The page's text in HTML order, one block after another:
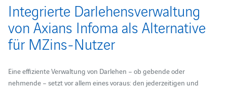
Integrierte Darlehensverwaltung
von Axians Infoma als Alternative
für MZins-Nutzer
Eine effiziente Verwaltung von Darlehen – ob gebende oder
nehmende – setzt vor allem eines voraus: den jederzeitigen und